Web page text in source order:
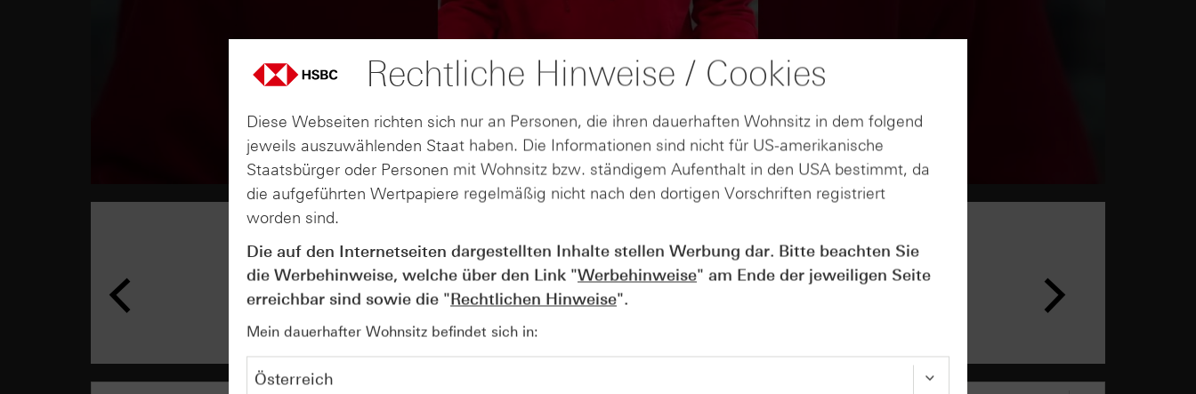
AUGUST
07
Wie lange bleibt der DAX® in
Rekordlaune? - ntv Zertifikate
07.08.26
Rechtliche Hinweise / Cookies
Diese Webseiten richten sich nur an Personen, die ihren dauerhaften Wohnsitz in dem folgend
jeweils auszuwählenden Staat haben. Die Informationen sind nicht für US-amerikanische
Staatsbürger oder Personen mit Wohnsitz bzw. ständigem Aufenthalt in den USA bestimmt, da
die aufgeführten Wertpapiere regelmäßig nicht nach den dortigen Vorschriften registriert
worden sind.
Die auf den Internetseiten dargestellten Inhalte stellen Werbung dar. Bitte beachten Sie
die Werbehinweise, welche über den Link "Werbehinweise" am Ende der jeweiligen Seite
erreichbar sind sowie die "Rechtlichen Hinweise".
Mein dauerhafter Wohnsitz befindet sich in: